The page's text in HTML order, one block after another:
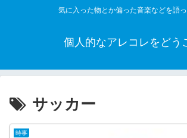
気に入った物とか偏った音楽などを語
個人的なアレコレをどう
サッカー
時事